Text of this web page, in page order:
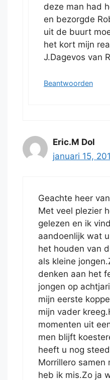
deze man had
en bezorgde
uit de buurt
het kort mijn
J.Dagevos van
Beantwoorden
Eric.M Dol
januari 15,
Geachte heer
Met veel plezier
gelezen en ik
aandoenlijk wat
het houden van
als kleine
denken aan het
jongen op
mijn eerste
mijn vader
momenten uit
men blijft
heeft u nog
Morrillero samen
heb ik mis.Zo ja